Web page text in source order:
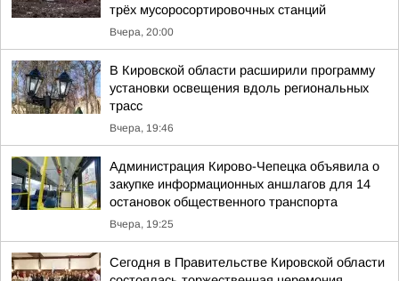
трёх мусоросортировочных станций
Вчера, 20:00
В Кировской области расширили программу
установки освещения вдоль региональных
трасс
Вчера, 19:46
Администрация Кирово-Чепецка объявила о
закупке информационных аншлагов для 14
остановок общественного транспорта
Вчера, 19:25
Сегодня в Правительстве Кировской области